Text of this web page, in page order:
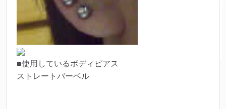
■使用しているボディピアス
ストレートバーベル